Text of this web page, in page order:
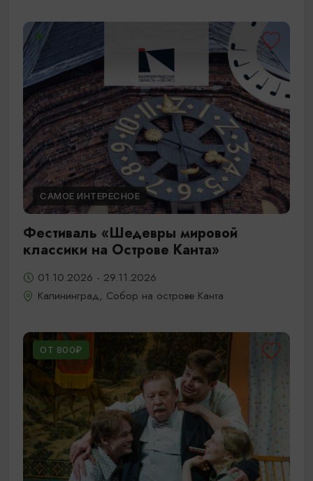
САМОЕ ИНТЕРЕСНОЕ
Фестиваль «Шедевры мировой
классики на Острове Канта»
01.10.2026 - 29.11.2026
Калининград, Собор на острове Канта
ОТ 800₽